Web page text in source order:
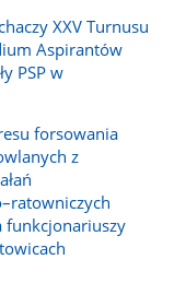
XXV Turnusu
Aspirantów
PSP w
forsowania
z
funkcjonariuszy